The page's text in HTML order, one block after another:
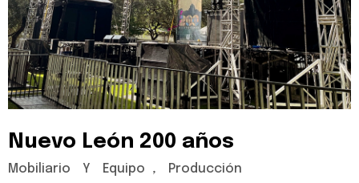
Nuevo León 200 años
Mobiliario Y Equipo , Producción